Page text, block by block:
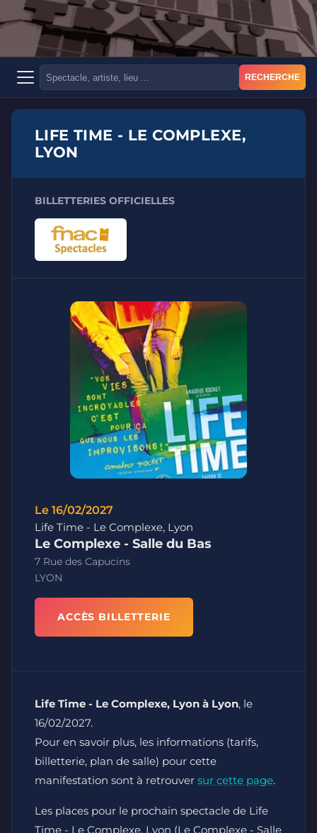
RECHERCHE
LIFE TIME - LE COMPLEXE,
LYON
BILLETTERIES OFFICIELLES
Le 16/02/2027
Life Time - Le Complexe, Lyon
Le Complexe - Salle du Bas
7 Rue des Capucins
LYON
ACCÈS BILLETTERIE
Life Time - Le Complexe, Lyon à Lyon, le
16/02/2027.
Pour en savoir plus, les informations (tarifs,
billetterie, plan de salle) pour cette
manifestation sont à retrouver sur cette page.
Les places pour le prochain spectacle de Life
Time - Le Complexe, Lyon (Le Complexe - Salle